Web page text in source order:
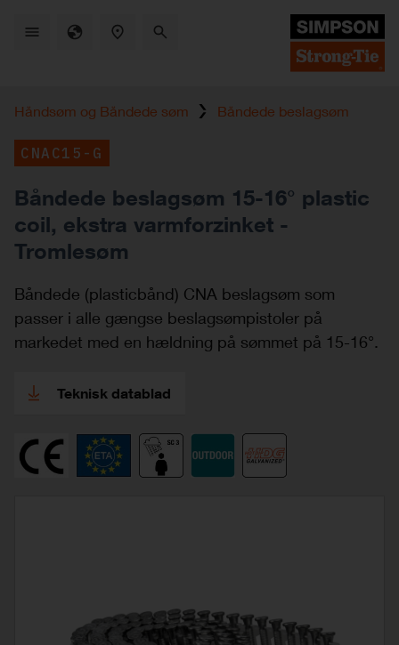
Håndsøm og Båndede søm Båndede beslagsøm
CNAC15-G
Båndede beslagsøm 15-16° plastic
coil, ekstra varmforzinket -
Tromlesøm
Båndede (plasticbånd) CNA beslagsøm som
passer i alle gængse beslagsømpistoler på
markedet med en hældning på sømmet på 15-16°.
Teknisk datablad